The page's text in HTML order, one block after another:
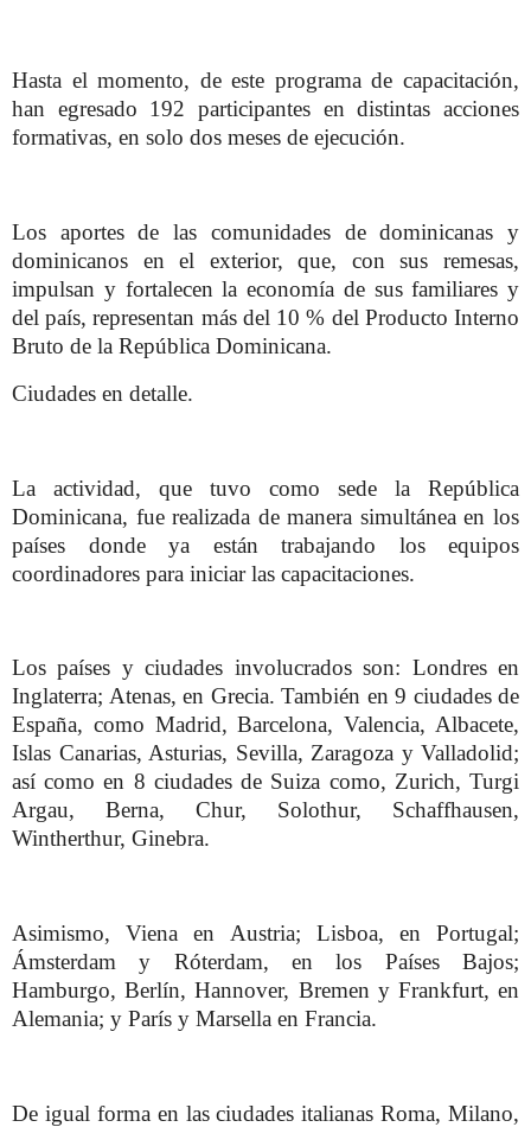
Hasta el momento, de este programa de capacitación,
han egresado 192 participantes en distintas acciones
formativas, en solo dos meses de ejecución.
Los aportes de las comunidades de dominicanas y
dominicanos en el exterior, que, con sus remesas,
impulsan y fortalecen la economía de sus familiares y
del país, representan más del 10 % del Producto Interno
Bruto de la República Dominicana.
Ciudades en detalle.
La actividad, que tuvo como sede la República
Dominicana, fue realizada de manera simultánea en los
países donde ya están trabajando los equipos
coordinadores para iniciar las capacitaciones.
Los países y ciudades involucrados son: Londres en
Inglaterra; Atenas, en Grecia. También en 9 ciudades de
España, como Madrid, Barcelona, Valencia, Albacete,
Islas Canarias, Asturias, Sevilla, Zaragoza y Valladolid;
así como en 8 ciudades de Suiza como, Zurich, Turgi
Argau, Berna, Chur, Solothur, Schaffhausen,
Wintherthur, Ginebra.
Asimismo, Viena en Austria; Lisboa, en Portugal;
Ámsterdam y Róterdam, en los Países Bajos;
Hamburgo, Berlín, Hannover, Bremen y Frankfurt, en
Alemania; y París y Marsella en Francia.
De igual forma en las ciudades italianas Roma, Milano,